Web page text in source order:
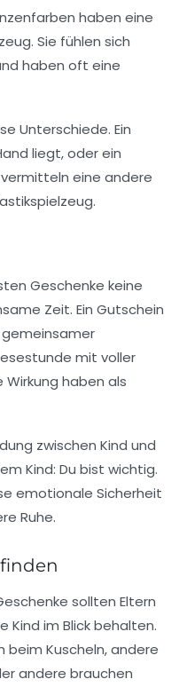
haben eine
Sie fühlen sich
haben oft eine
Unterschiede. Ein
liegt, oder ein
eine andere
Geschenke keine
Zeit. Ein Gutschein
mit voller
haben als
zwischen Kind und
Kind: Du bist wichtig.
emotionale Sicherheit
Ruhe.
sollten Eltern
Kind im Blick behalten.
beim Kuscheln, andere
andere brauchen